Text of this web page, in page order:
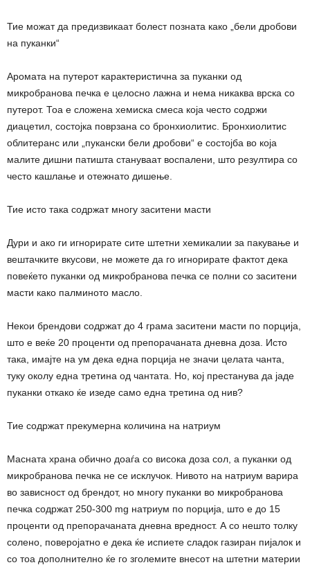
Тие можат да предизвикаат болест позната како „бели дробови
на пуканки“
Аромата на путерот карактеристична за пуканки од
микробранова печка е целосно лажна и нема никаква врска со
путерот. Тоа е сложена хемиска смеса која често содржи
диацетил, состојка поврзана со бронхиолитис. Бронхиолитис
облитеранс или „пукански бели дробови“ е состојба во која
малите дишни патишта стануваат воспалени, што резултира со
често кашлање и отежнато дишење.
Тие исто така содржат многу заситени масти
Дури и ако ги игнорирате сите штетни хемикалии за пакување и
вештачките вкусови, не можете да го игнорирате фактот дека
повеќето пуканки од микробранова печка се полни со заситени
масти како палминото масло.
Некои брендови содржат до 4 грама заситени масти по порција,
што е веќе 20 проценти од препорачаната дневна доза. Исто
така, имајте на ум дека една порција не значи целата чанта,
туку околу една третина од чантата. Но, кој престанува да јаде
пуканки откако ќе изеде само една третина од нив?
Тие содржат прекумерна количина на натриум
Масната храна обично доаѓа со висока доза сол, а пуканки од
микробранова печка не се исклучок. Нивото на натриум варира
во зависност од брендот, но многу пуканки во микробранова
печка содржат 250-300 mg натриум по порција, што е до 15
проценти од препорачаната дневна вредност. А со нешто толку
солено, поверојатно е дека ќе испиете сладок газиран пијалок и
со тоа дополнително ќе го зголемите внесот на штетни материи